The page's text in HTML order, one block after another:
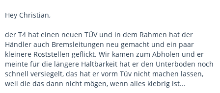
Hey Christian,
der T4 hat einen neuen TÜV und in dem Rahmen hat der
Händler auch Bremsleitungen neu gemacht und ein paar
kleinere Roststellen geflickt. Wir kamen zum Abholen und er
meinte für die längere Haltbarkeit hat er den Unterboden noch
schnell versiegelt, das hat er vorm Tüv nicht machen lassen,
weil die das dann nicht mögen, wenn alles klebrig ist...